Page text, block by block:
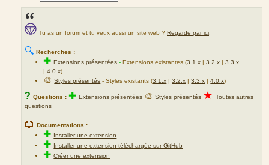
Tu as un forum et tu veux aussi un site web ? Regarde par ici
🔍 Recherches :
✚Extensions présentées -Extensions existantes (3.1.x |3.2.x |3.3.x
|4.0.x)
🎨Styles présentés - Styles existants (3.1.x |3.2.x |3.3.x |4.0.x)
? Questions : ✚ Extensions présentées 🎨 Styles présentés ★ Toutes autres
questions
📖 Documentations :
✚ Installer une extension
✚ Installer une extension téléchargée sur GitHub
✚Créer une extension